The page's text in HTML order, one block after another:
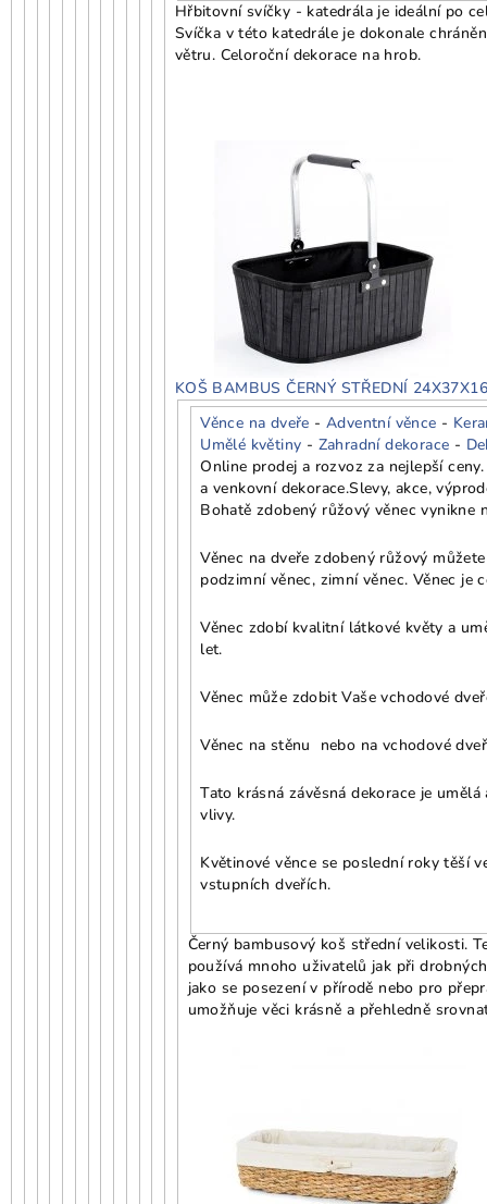
Hřbitovní svíčky - katedrála je ideální po
Svíčka v této katedrále je dokonale
větru. Celoroční dekorace na hrob.
KOŠ BAMBUS ČERNÝ STŘEDNÍ
Věnce na dveře -Adventní věnce -
Umělé květiny - Zahradní dekorace -
Online prodej a rozvoz za nejlepší
a venkovní dekorace.Slevy, akce,
Bohatě zdobený růžový věnec vynikne
Věnec na dveře zdobený růžový
podzimní věnec, zimní věnec. Věnec je
Věnec zdobí kvalitní látkové květy a
let.
Věnec může zdobit Vaše vchodové
Věnec na stěnu nebo na vchodové
Tato krásná závěsná dekorace je
vlivy.
Květinové věnce se poslední roky těší
vstupních dveřích.
Černý bambusový koš střední velikosti.
používá mnoho uživatelů jak při
jako se posezení v přírodě nebo pro
umožňuje věci krásně a přehledně